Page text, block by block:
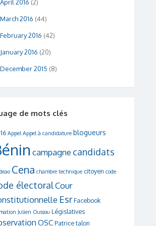
April 2016 (2)
March 2016 (44)
February 2016 (42)
January 2016 (20)
December 2015 (8)
de mots clés
Appel Appel à candidature blogueurs
campagne candidats
Cena chambre technique citoyen code
électoralCour
EsrFacebook
Julien Oussou Législatives
OSCPatrice talon